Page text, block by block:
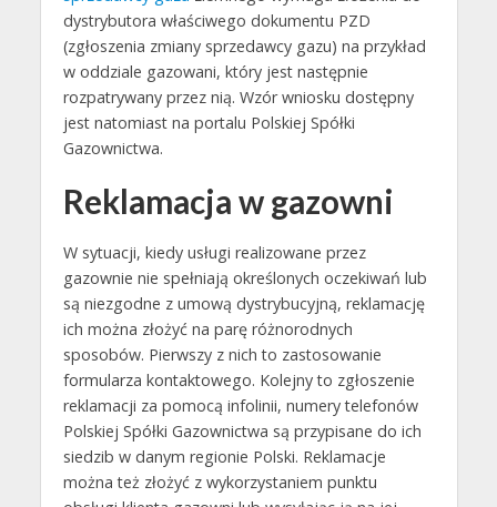
dystrybutora właściwego dokumentu PZD
(zgłoszenia zmiany sprzedawcy gazu) na przykład
w oddziale gazowani, który jest następnie
rozpatrywany przez nią. Wzór wniosku dostępny
jest natomiast na portalu Polskiej Spółki
Gazownictwa.
Reklamacja w gazowni
W sytuacji, kiedy usługi realizowane przez
gazownie nie spełniają określonych oczekiwań lub
są niezgodne z umową dystrybucyjną, reklamację
ich można złożyć na parę różnorodnych
sposobów. Pierwszy z nich to zastosowanie
formularza kontaktowego. Kolejny to zgłoszenie
reklamacji za pomocą infolinii, numery telefonów
Polskiej Spółki Gazownictwa są przypisane do ich
siedzib w danym regionie Polski. Reklamacje
można też złożyć z wykorzystaniem punktu